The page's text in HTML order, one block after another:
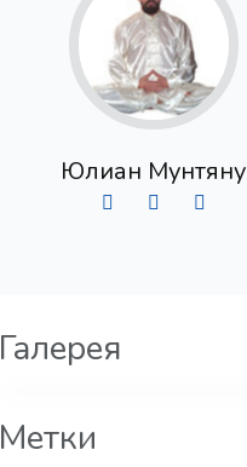
Юлиан Мунтяну
Галерея
Метки